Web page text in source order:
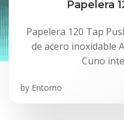
Papelera
Papelera 120 Tap
de acero inoxidable
Cuno
by Entorno